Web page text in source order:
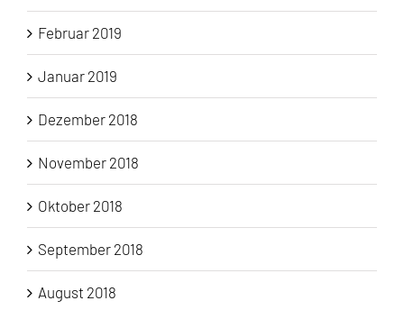
Februar 2019
Januar 2019
Dezember 2018
November 2018
Oktober 2018
September 2018
August 2018